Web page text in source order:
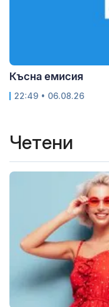
Късна емисия
22:49 • 06.08.26
Четени